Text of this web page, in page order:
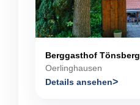
Berggasthof Tönsberg
Oerlinghausen
Details ansehen